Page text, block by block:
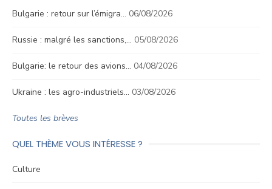
Bulgarie : retour sur l’émigra… 06/08/2026
Russie : malgré les sanctions,… 05/08/2026
Bulgarie: le retour des avions… 04/08/2026
Ukraine : les agro-industriels… 03/08/2026
Toutes les brèves
QUEL THÈME VOUS INTÉRESSE ?
Culture